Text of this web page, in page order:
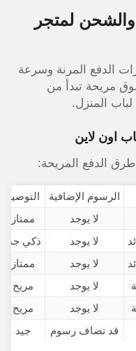
لمتجر
الدفع المرنة وسرعة
مريحة تبدأ من
المنزل.
اون لاين
الدفع المريحة:
الرسوم الإضافية
التوصية
لا يوجد
ممتاز
لا يوجد
ذكي جداً
لا يوجد
ممتاز
لا يوجد
مريح
لا يوجد
مريح
قد تضاف رسوم جيد